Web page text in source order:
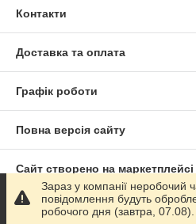
Контакти
Доставка та оплата
Графік роботи
Повна версія сайту
Сайт створено на маркетплейсі
Політика конфіденційності
Зараз у компанії неробочий
повідомлення будуть
робочого дня (завтра, 07.08).